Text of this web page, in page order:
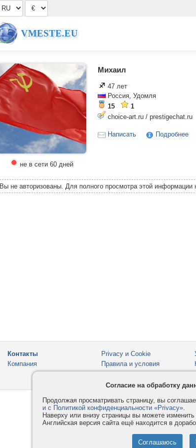
VMESTE.EU
не в сети 60 дней
Михаил
47 лет
Россия, Удомля
15
1
choice-art.ru / prestigechat.ru
Написать Подробнее
Вы не авторизованы. Для полного просмотра этой информации
Контакты
Компания
Privacy и Cookie
Правила и условия
Согласие на обработку
Продолжая просматривать страницу, вы
и с Политикой конфиденциальности «Privacy».
Наверху или внизу страницы вы можете изменить
Английская версия сайта ещё находится в